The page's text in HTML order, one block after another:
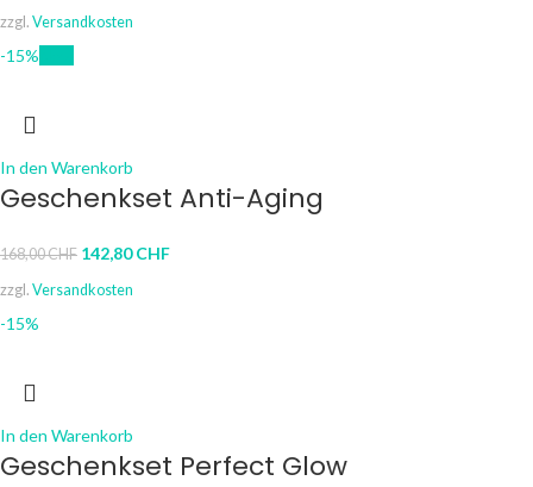
zzgl. Versandkosten
-15%
In den Warenkorb
Geschenkset Anti-Aging
168,00CHF 142,80CHF
zzgl. Versandkosten
-15%
In den Warenkorb
Geschenkset Perfect Glow